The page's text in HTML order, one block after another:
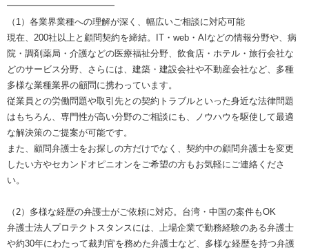
━━━━━━━━━━━━
（1）各業界業種への理解が深く、幅広いご相談に対応可能
現在、200社以上と顧問契約を締結。IT・web・AIなどの情報分野や、病
院・調剤薬局・介護などの医療福祉分野、飲食店・ホテル・旅行会社な
どのサービス分野、さらには、建築・建設会社や不動産会社など、多種
多様な業種業界の顧問に携わっています。
従業員との労働問題や取引先との契約トラブルといった身近な法律問題
はもちろん、専門性が高い分野のご相談にも、ノウハウを駆使して最適
な解決策のご提案が可能です。
また、顧問弁護士をお探しの方だけでなく、契約中の顧問弁護士を変更
したい方やセカンドオピニオンをご希望の方もお気軽にご連絡くださ
い。
（2）多様な経歴の弁護士がご依頼に対応。台湾・中国の案件もOK
弁護士法人プロテクトスタンスには、上場企業で勤務経験のある弁護士
や約30年にわたって裁判官を務めた弁護士など、多様な経歴を持つ弁護